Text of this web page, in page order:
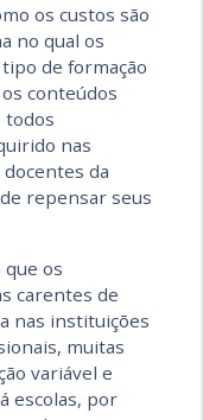
os custos são
no qual os
de formação
conteúdos
todos
nas
da
repensar seus
que os
carentes de
nas instituições
muitas
variável e
escolas, por